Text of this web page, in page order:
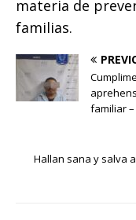
materia de
familias.
familiar
Hallan sana y salva